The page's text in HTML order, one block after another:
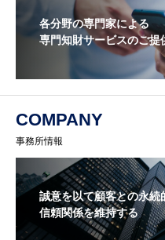
各分野の専門家による
専門知財サービスのご提
COMPANY
事務所情報
誠意を以て顧客との永続
信頼関係を維持する